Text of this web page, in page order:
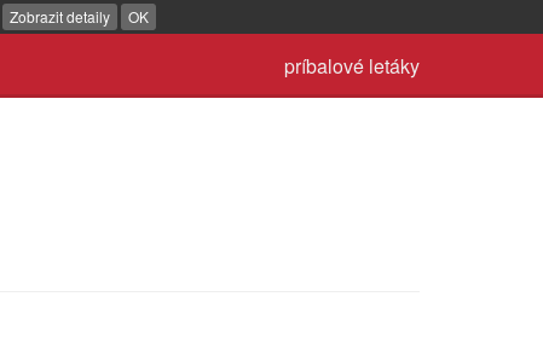
Zobrazit detaily OK
príbalové letáky